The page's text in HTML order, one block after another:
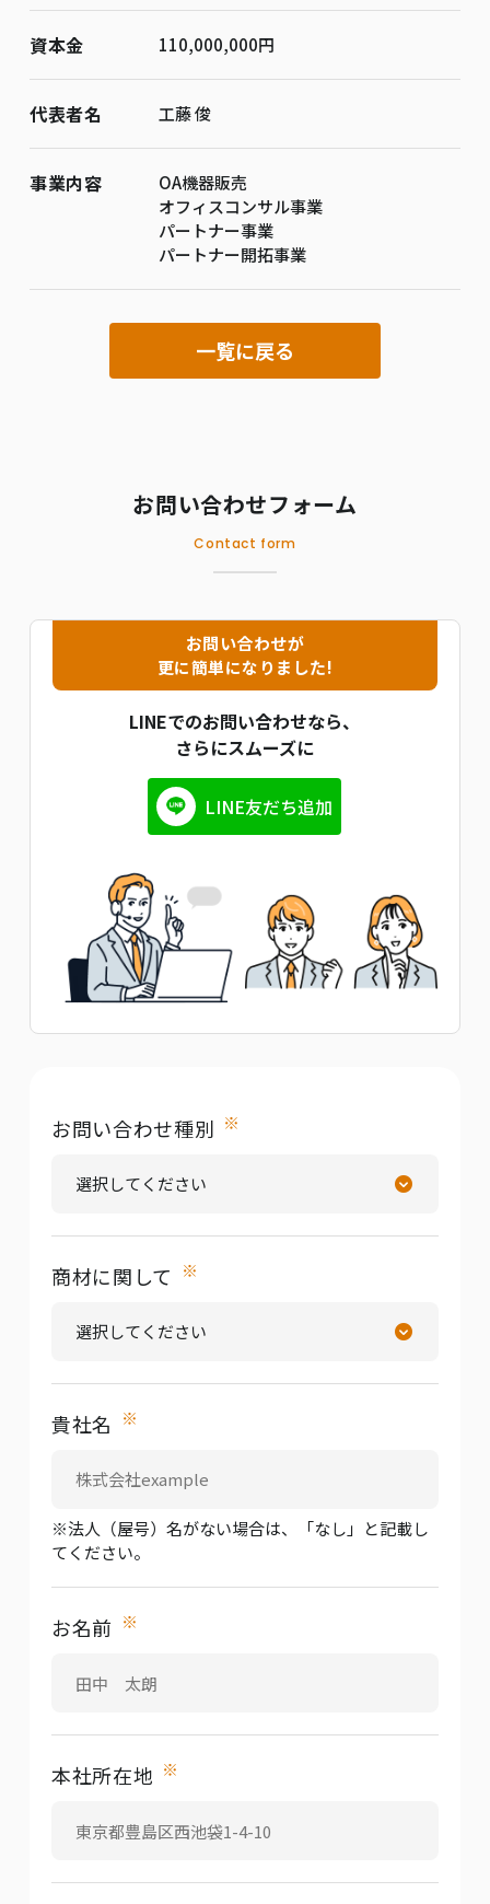
資本金 110,000,000円
代表者名 工藤 俊
事業内容
OA機器販売
オフィスコンサル事業
パートナー事業
パートナー開拓事業
一覧に戻る
お問い合わせフォーム
Contact form
お問い合わせが
更に簡単になりました!
LINEでのお問い合わせなら、
さらにスムーズに
LINE友だち追加
お問い合わせ種別 ※
商材に関して ※
貴社名 ※
※法人（屋号）名がない場合は、「なし」と記載し
てください。
お名前 ※
本社所在地 ※